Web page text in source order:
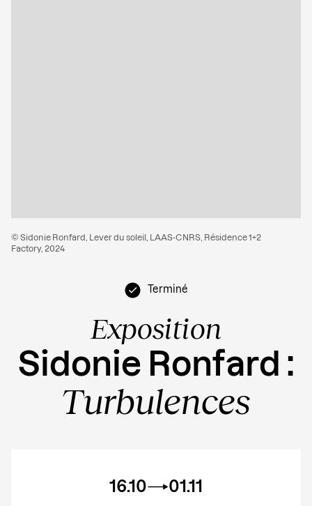
Terminé
Exposition
Sidonie Ronfard :
Turbulences
16.10 01.11
© Sidonie Ronfard, Lever du soleil, LAAS-CNRS, Résidence 1+2
Factory, 2024